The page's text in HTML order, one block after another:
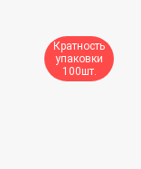
Кратность
упаковки
100шт.​